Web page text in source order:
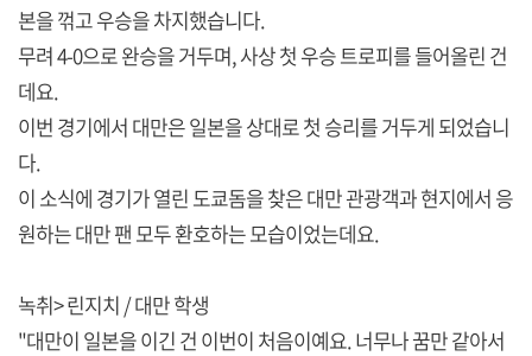
본을 꺾고 우승을 차지했습니다.
무려 4-0으로 완승을 거두며, 사상 첫 우승 트로피를 들어올린 건
데요.
이번 경기에서 대만은 일본을 상대로 첫 승리를 거두게 되었습니
다.
이 소식에 경기가 열린 도쿄돔을 찾은 대만 관광객과 현지에서 응
원하는 대만 팬 모두 환호하는 모습이었는데요.
녹취> 린지치 / 대만 학생
"대만이 일본을 이긴 건 이번이 처음이예요. 너무나 꿈만 같아서